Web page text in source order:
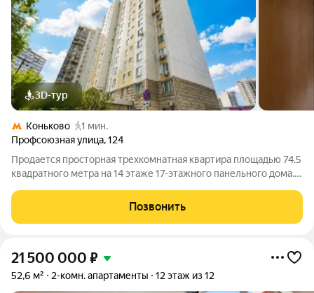
3D-тур
Коньково
1 мин.
Профсоюзная улица,124
Продается просторная трехкомнатная квартира площадью 74.5
квадратного метра на 14 этаже 17-этажного панельного дома.
Машиноместо в ГСК прямо под окнами дома входит в
стоимость. Окна выходят на две
Позвонить
21 500 000 ₽
52,6 м² 2-комн. апартаменты 12 этаж из 12